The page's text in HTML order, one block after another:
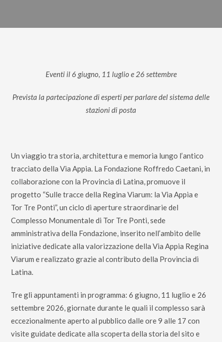
Eventi il 6 giugno, 11 luglio e 26 settembre
Prevista la partecipazione di esperti per parlare del sistema delle
stazioni di posta
Un viaggio tra storia, architettura e memoria lungo l’antico
tracciato della Via Appia. La Fondazione Roffredo Caetani, in
collaborazione con la Provincia di Latina, promuove il
progetto “Sulle tracce della Regina Viarum: la Via Appia e
Tor Tre Ponti”, un ciclo di aperture straordinarie del
Complesso Monumentale di Tor Tre Ponti, sede
amministrativa della Fondazione, inserito nell’ambito delle
iniziative dedicate alla valorizzazione della Via Appia Regina
Viarum e realizzato grazie al contributo della Provincia di
Latina.
Tre gli appuntamenti in programma: 6 giugno, 11 luglio e 26
settembre 2026, giornate durante le quali il complesso sarà
eccezionalmente aperto al pubblico dalle ore 9 alle 17 con
visite guidate dedicate alla scoperta della storia del sito e